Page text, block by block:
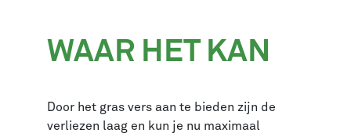
WAAR HET KAN
Door het gras vers aan te bieden zijn de
verliezen laag en kun je nu maximaal